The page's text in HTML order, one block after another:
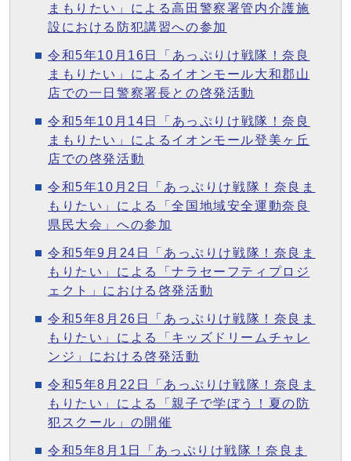
まもりたい」による高田警察署管内介護施
設における防犯講習への参加
令和5年10月16日「あっぷりけ戦隊！奈良
まもりたい」によるイオンモール大和郡山
店での一日警察署長との啓発活動
令和5年10月14日「あっぷりけ戦隊！奈良
まもりたい」によるイオンモール登美ヶ丘
店での啓発活動
令和5年10月2日「あっぷりけ戦隊！奈良ま
もりたい」による「全国地域安全運動奈良
県民大会」への参加
令和5年9月24日「あっぷりけ戦隊！奈良ま
もりたい」による「ナラセーフティプロジ
ェクト」における啓発活動
令和5年8月26日「あっぷりけ戦隊！奈良ま
もりたい」による「キッズドリームチャレ
ンジ」における啓発活動
令和5年8月22日「あっぷりけ戦隊！奈良ま
もりたい」による「親子で学ぼう！夏の防
犯スクール」の開催
令和5年8月1日「あっぷりけ戦隊！奈良ま